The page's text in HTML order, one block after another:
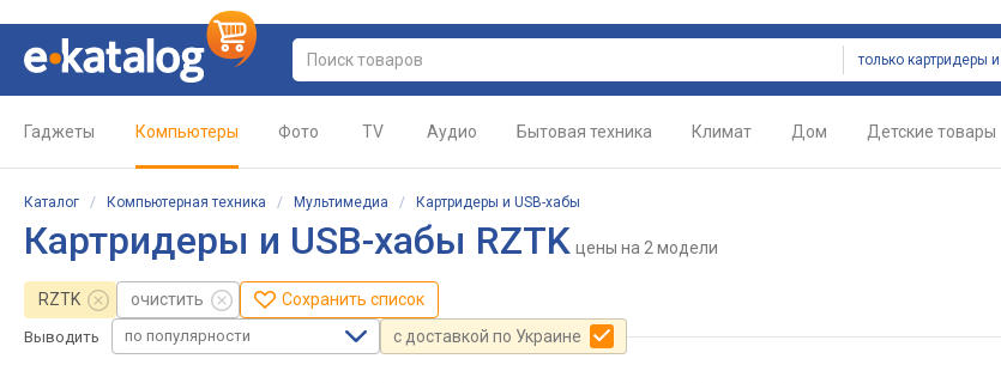
Гаджеты Компьютеры Фото TV Аудио Бытовая техника Климат Дом Детские товары
Каталог / Компьютерная техника / Мультимедиа / Картридеры и USB-хабы
Картридеры и USB-хабы RZTK цены на 2 модели
RZTK очистить Сохранить список
Выводить по популярности с доставкой по Украине